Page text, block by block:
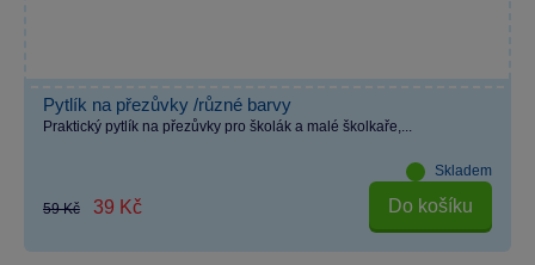
Pytlík na přezůvky /různé barvy
Praktický pytlík na přezůvky pro školák a malé školkaře,...
Skladem
59 Kč 39 Kč Do košíku